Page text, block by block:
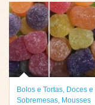
Bolos e Tortas, Doces e
Sobremesas, Mousses